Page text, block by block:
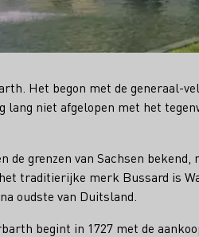
Het begon met de generaal-
niet afgelopen met het
grenzen van Sachsen
traditierijke merk Bussard is
oudste van Duitsland.
begint in 1727 met de